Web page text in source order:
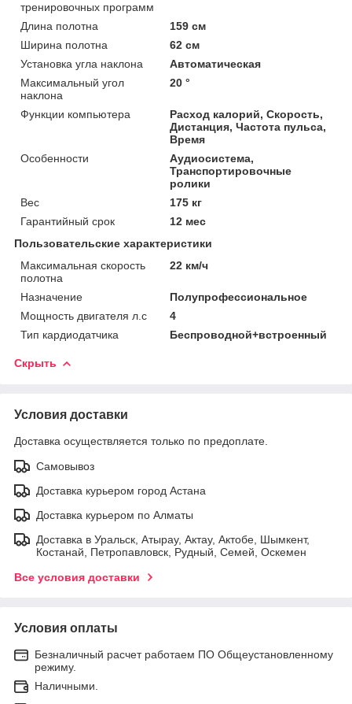
тренировочных программ
Длина полотна
159 см
Ширина полотна
62 см
Установка угла наклона
Автоматическая
Максимальный угол
наклона
20 °
Функции компьютера
Расход калорий, Скорость,
Дистанция, Частота пульса,
Время
Особенности
Аудиосистема,
Транспортировочные
ролики
Вес
175 кг
Гарантийный срок
12 мес
Пользовательские характеристики
Максимальная скорость
полотна
22 км/ч
Назначение
Полупрофессиональное
Мощность двигателя л.с
4
Тип кардиодатчика
Беспроводной+встроенный
Скрыть
Условия доставки
Доставка осуществляется только по предоплате.
Самовывоз
Доставка курьером город Астана
Доставка курьером по Алматы
Доставка в Уральск, Атырау, Актау, Актобе, Шымкент,
Костанай, Петропавловск, Рудный, Семей, Оскемен
Все условия доставки
Условия оплаты
Безналичный расчет работаем ПО Общеустановленному
режиму.
Наличными.